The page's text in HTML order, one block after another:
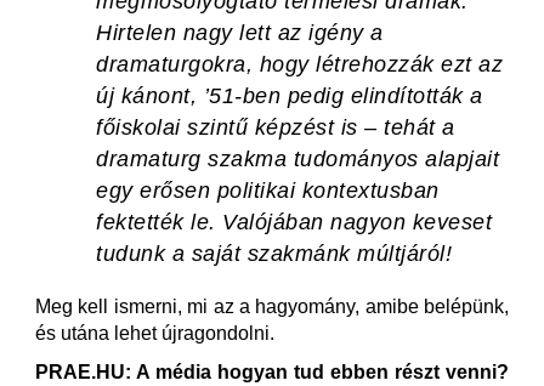
Hirtelen nagy lett az igény a
dramaturgokra, hogy létrehozzák ezt az
új kánont, ’51-ben pedig elindították a
főiskolai szintű képzést is – tehát a
dramaturg szakma tudományos alapjait
egy erősen politikai kontextusban
fektették le. Valójában nagyon keveset
tudunk a saját szakmánk múltjáról!
Meg kell ismerni, mi az a hagyomány, amibe belépünk,
és utána lehet újragondolni.
PRAE.HU: A média hogyan tud ebben részt venni?